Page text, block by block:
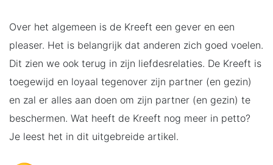
Over het algemeen is de Kreeft een gever en een
pleaser. Het is belangrijk dat anderen zich goed voelen.
Dit zien we ook terug in zijn liefdesrelaties. De Kreeft is
toegewijd en loyaal tegenover zijn partner (en gezin)
en zal er alles aan doen om zijn partner (en gezin) te
beschermen. Wat heeft de Kreeft nog meer in petto?
Je leest het in dit uitgebreide artikel.